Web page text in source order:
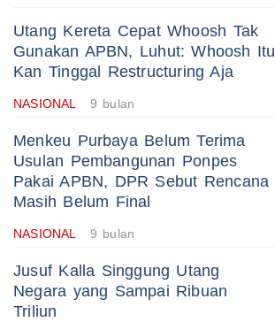
Utang Kereta Cepat Whoosh Tak
Gunakan APBN, Luhut: Whoosh Itu
Kan Tinggal Restructuring Aja
NASIONAL 9 bulan
Menkeu Purbaya Belum Terima
Usulan Pembangunan Ponpes
Pakai APBN, DPR Sebut Rencana
Masih Belum Final
NASIONAL 9 bulan
Jusuf Kalla Singgung Utang
Negara yang Sampai Ribuan
Triliun